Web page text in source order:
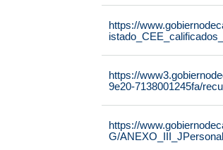
https://
https://
9e20-7138001245fa/
https://
G/